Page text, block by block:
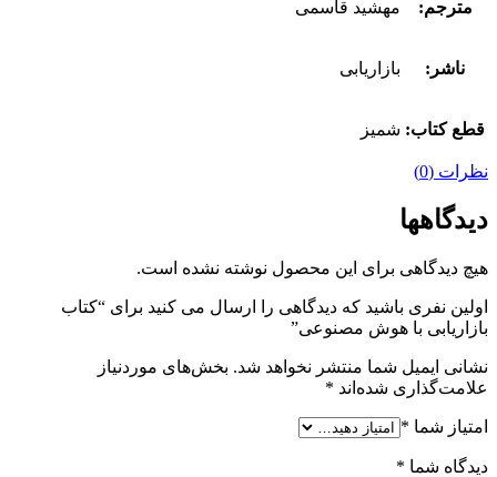
مترجم: مهشید قاسمی
ناشر: بازاریابی
قطع کتاب: شمیز
نظرات (0)
دیدگاهها
هیچ دیدگاهی برای این محصول نوشته نشده است.
اولین نفری باشید که دیدگاهی را ارسال می کنید برای “کتاب
بازاریابی با هوش مصنوعی”
نشانی ایمیل شما منتشر نخواهد شد. بخش‌های موردنیاز
علامت‌گذاری شده‌اند *
امتیاز شما *
دیدگاه شما *